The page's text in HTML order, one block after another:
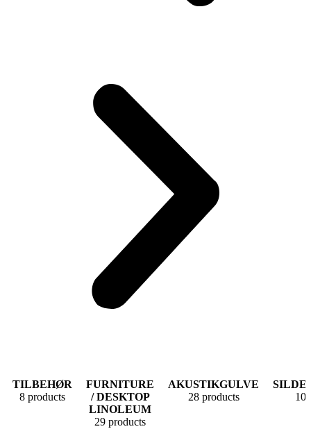
TILBEHØR
8 products
FURNITURE
/ DESKTOP
LINOLEUM
29 products
AKUSTIKGULVE
28 products
10